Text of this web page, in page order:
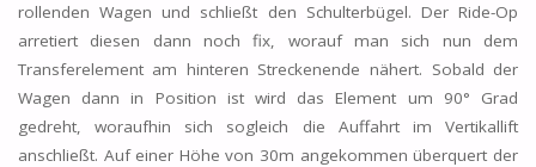
rollenden Wagen und schließt den Schulterbügel. Der Ride-Op
arretiert diesen dann noch fix, worauf man sich nun dem
Transferelement am hinteren Streckenende nähert. Sobald der
Wagen dann in Position ist wird das Element um 90° Grad
gedreht, woraufhin sich sogleich die Auffahrt im Vertikallift
anschließt. Auf einer Höhe von 30m angekommen überquert der